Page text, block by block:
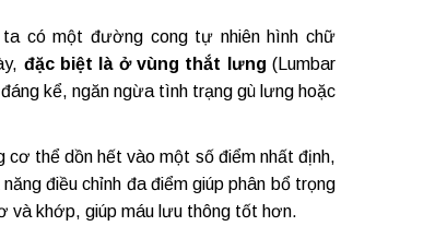
ta có một đường cong tự nhiên hình chữ
đặc biệt là ở vùng thắt lưng (Lumbar
kể, ngăn ngừa tình trạng gù lưng hoặc
thể dồn hết vào một số điểm nhất định,
điều chỉnh đa điểm giúp phân bổ trọng
và khớp, giúp máu lưu thông tốt hơn.